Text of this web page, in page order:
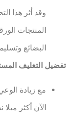
وقد أثر هذا
المنتجات
البضائع
تفضيل التغليف
مع زيادة
الآن أكثر